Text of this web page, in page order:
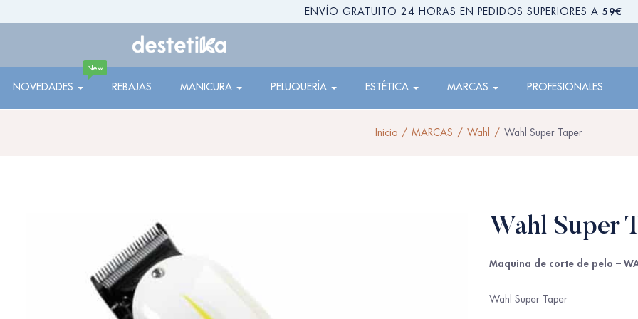
ENVÍO GRATUITO 24 HORAS EN PEDIDOS SUPERIORES A 59€
NOVEDADES
New
REBAJAS MANICURA PELUQUERÍA ESTÉTICA MARCAS PROFESIONALES
Inicio MARCAS Wahl Wahl Super Taper
Wahl Super
Maquina de corte de pelo –
Wahl Super Taper